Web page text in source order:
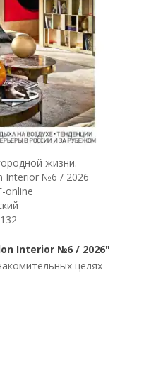
жизни.
Interior №6 / 2026
online
Interior №6 / 2026"
целях